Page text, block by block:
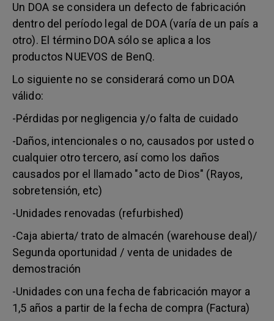
Un DOA se considera un defecto de fabricación
dentro del período legal de DOA (varía de un país a
otro). El término DOA sólo se aplica a los
productos NUEVOS de BenQ.
Lo siguiente no se considerará como un DOA
válido:
-Pérdidas por negligencia y/o falta de cuidado
-Daños, intencionales o no, causados por usted o
cualquier otro tercero, así como los daños
causados por el llamado "acto de Dios" (Rayos,
sobretensión, etc)
-Unidades renovadas (refurbished)
-Caja abierta/ trato de almacén (warehouse deal)/
Segunda oportunidad / venta de unidades de
demostración
-Unidades con una fecha de fabricación mayor a
1,5 años a partir de la fecha de compra (Factura)